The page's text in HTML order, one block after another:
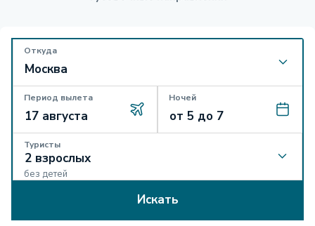
Откуда
Период вылета Ночей
Туристы
без детей
Искать